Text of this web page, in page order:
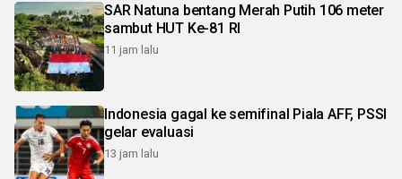
SAR Natuna bentang Merah Putih 106 meter
sambut HUT Ke-81 RI
11 jam lalu
Indonesia gagal ke semifinal Piala AFF, PSSI
gelar evaluasi
13 jam lalu